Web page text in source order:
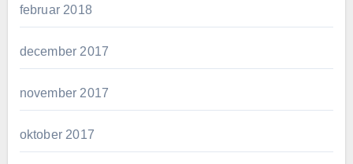
februar 2018
december 2017
november 2017
oktober 2017